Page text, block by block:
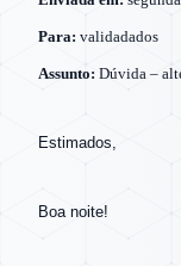
Para: validadados
Assunto: Dúvida –
Estimados,
Boa noite!